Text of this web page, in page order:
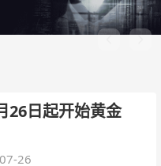
26日起开始黄金
26